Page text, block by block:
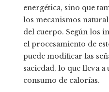
energética, sino que
los mecanismos
del cuerpo. Según los
el procesamiento de
puede modificar las
saciedad, lo que lleva a
consumo de calorías.